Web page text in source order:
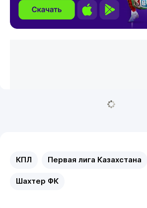
КПЛ Первая лига Казахстана
Шахтер ФК